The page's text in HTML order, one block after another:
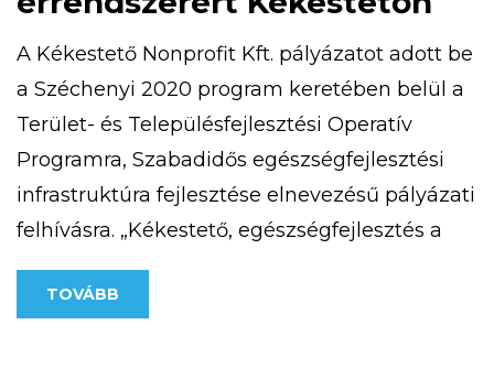
A Kékestető Nonprofit Kft. pályázatot adott be
a Széchenyi 2020 program keretében belül a
Terület- és Településfejlesztési Operatív
Programra, Szabadidős egészségfejlesztési
infrastruktúra fejlesztése elnevezésű pályázati
felhívásra. „Kékestető, egészségfejlesztés a
csúcson” című projekttel 25 millió forint vissza
nem térítendő európai uniós támogatást
TOVÁBB